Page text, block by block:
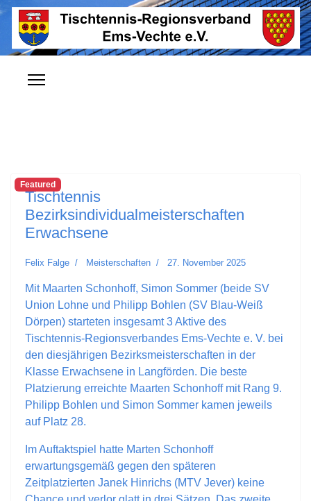
Featured
Tischtennis
Bezirksindividualmeisterschaften
Erwachsene
Felix Falge Meisterschaften 27. November 2025
Mit Maarten Schonhoff, Simon Sommer (beide SV
Union Lohne und Philipp Bohlen (SV Blau-Weiß
Dörpen) starteten insgesamt 3 Aktive des
Tischtennis-Regionsverbandes Ems-Vechte e. V. bei
den diesjährigen Bezirksmeisterschaften in der
Klasse Erwachsene in Langförden. Die beste
Platzierung erreichte Maarten Schonhoff mit Rang 9.
Philipp Bohlen und Simon Sommer kamen jeweils
auf Platz 28.
Im Auftaktspiel hatte Marten Schonhoff
erwartungsgemäß gegen den späteren
Zeitplatzierten Janek Hinrichs (MTV Jever) keine